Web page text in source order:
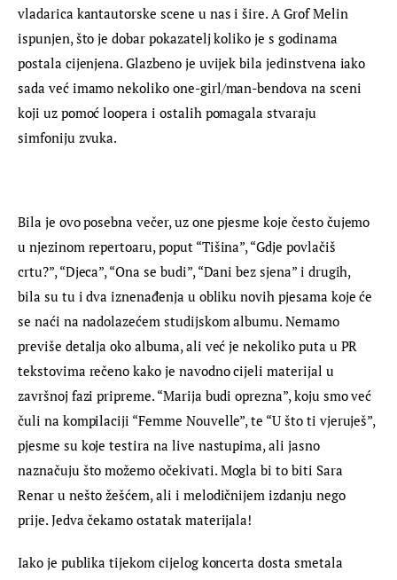
vladarica kantautorske scene u nas i šire. A Grof Melin
ispunjen, što je dobar pokazatelj koliko je s godinama
postala cijenjena. Glazbeno je uvijek bila jedinstvena iako
sada već imamo nekoliko one-girl/man-bendova na sceni
koji uz pomoć loopera i ostalih pomagala stvaraju
simfoniju zvuka.
Bila je ovo posebna večer, uz one pjesme koje često čujemo
u njezinom repertoaru, poput “Tišina”, “Gdje povlačiš
crtu?”, “Djeca”, “Ona se budi”, “Dani bez sjena” i drugih,
bila su tu i dva iznenađenja u obliku novih pjesama koje će
se naći na nadolazećem studijskom albumu. Nemamo
previše detalja oko albuma, ali već je nekoliko puta u PR
tekstovima rečeno kako je navodno cijeli materijal u
završnoj fazi pripreme. “Marija budi oprezna”, koju smo već
čuli na kompilaciji “Femme Nouvelle”, te “U što ti vjeruješ”,
pjesme su koje testira na live nastupima, ali jasno
naznačuju što možemo očekivati. Mogla bi to biti Sara
Renar u nešto žešćem, ali i melodičnijem izdanju nego
prije. Jedva čekamo ostatak materijala!
Iako je publika tijekom cijelog koncerta dosta smetala